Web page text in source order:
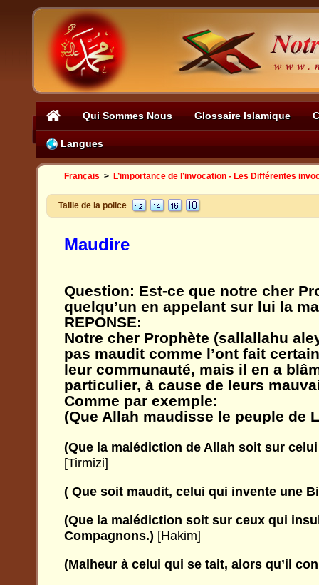
Qui Sommes Nous Glossaire Islamique
Langues
Français > L’importance de l’invocation - Les Différentes
Taille de la police
Maudire
Question: Est-ce que notre cher
quelqu’un en appelant sur lui la
REPONSE:
Notre cher Prophète (sallallahu
pas maudit comme l’ont fait
leur communauté, mais il en a
particulier, à cause de leurs
Comme par exemple:
(Que Allah maudisse le peuple de
(Que la malédiction de Allah soit sur
[Tirmizi]
( Que soit maudit, celui qui invente une
(Que la malédiction soit sur ceux qui
Compagnons.) [Hakim]
(Malheur à celui qui se tait, alors qu’il